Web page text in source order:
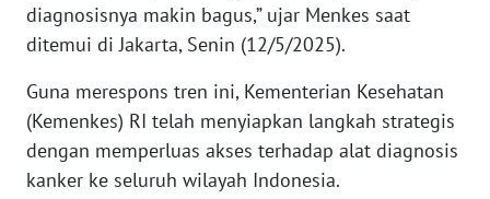
diagnosisnya makin bagus,” ujar Menkes saat
ditemui di Jakarta, Senin (12/5/2025).
Guna merespons tren ini, Kementerian Kesehatan
(Kemenkes) RI telah menyiapkan langkah strategis
dengan memperluas akses terhadap alat diagnosis
kanker ke seluruh wilayah Indonesia.
DISCLAIMER
Wahana
News
Regional
WN